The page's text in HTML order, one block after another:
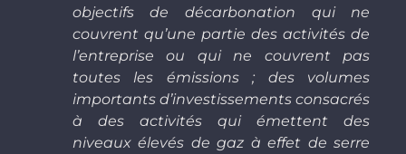
objectifs de décarbonation qui ne
couvrent qu’une partie des activités de
l’entreprise ou qui ne couvrent pas
toutes les émissions ; des volumes
importants d’investissements consacrés
à des activités qui émettent des
niveaux élevés de gaz à effet de serre